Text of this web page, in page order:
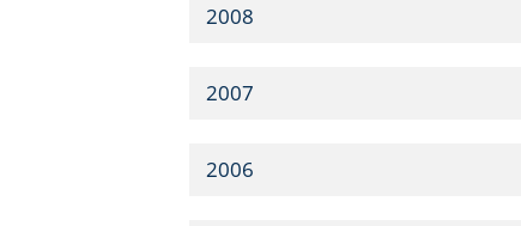
2008
2007
2006